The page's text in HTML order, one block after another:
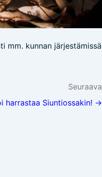
mm. kunnan järjestämissä
Seuraava
harrastaa Siuntiossakin! →